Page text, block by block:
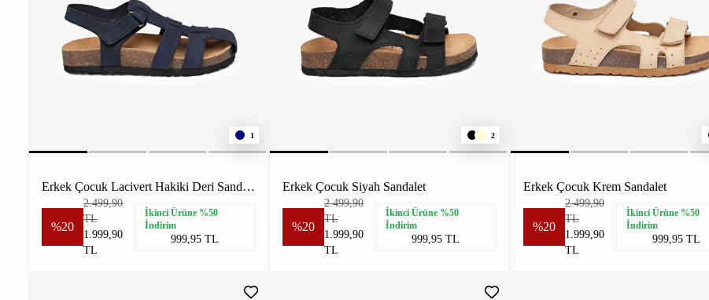
1
Erkek Çocuk Lacivert Hakiki Deri Sandalet
%20
2.499,90
TL
1.999,90
TL
İkinci Ürüne %50
İndirim
999,95 TL
2
Erkek Çocuk Siyah Sandalet
%20
2.499,90
TL
1.999,90
TL
İkinci Ürüne %50
İndirim
999,95 TL
Erkek Çocuk Krem Sandalet
%20
2.499,90
TL
1.999,90
TL
İkinci Ürüne %50
İndirim
999,95 TL